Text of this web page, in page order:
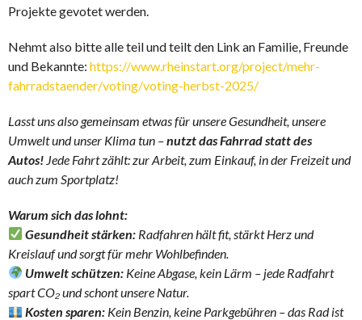
Projekte gevotet werden.
Nehmt also bitte alle teil und teilt den Link an Familie, Freunde
und Bekannte: https://www.rheinstart.org/project/mehr-
fahrradstaender/voting/voting-herbst-2025/
Lasst uns also gemeinsam etwas für unsere Gesundheit, unsere
Umwelt und unser Klima tun –nutzt das Fahrrad statt des
Autos! Jede Fahrt zählt: zur Arbeit, zum Einkauf, in der Freizeit und
auch zum Sportplatz!
Warum sich das lohnt:
Gesundheit stärken: Radfahren hält fit, stärkt Herz und
Kreislauf und sorgt für mehr Wohlbefinden.
Umwelt schützen: Keine Abgase, kein Lärm – jede Radfahrt
spart CO₂ und schont unsere Natur.
Kosten sparen: Kein Benzin, keine Parkgebühren – das Rad ist